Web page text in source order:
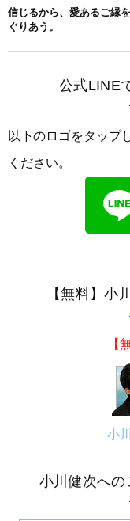
信じるから、愛あるご縁
ぐりあう。
公式LINE
以下のロゴをタップ
ください。
【無料】小
【
小
小川健次へ